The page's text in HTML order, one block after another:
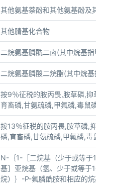
其他氨基萘酚和其他氨基酚及其醚和
其他腈基化合物
二烷氨基膦酰二卤(其中烷基指甲、
二烷氨基膦酸二烷酯(其中烷基指甲
按9％征税的胺丙畏,胺草磷,抑草磷,
育畜磷,甘氨硫磷,甲氟磷,毒鼠磷,水胺
按13％征税的胺丙畏,胺草磷,抑草磷
磷,育畜磷,甘氨硫磷,甲氟磷,毒鼠磷,
N-｛1-［二烷基（少于或等于10个
基］亚烷基（氢、少于或等于10个
烷）｝-P-氟膦酰胺和相应的烷基化